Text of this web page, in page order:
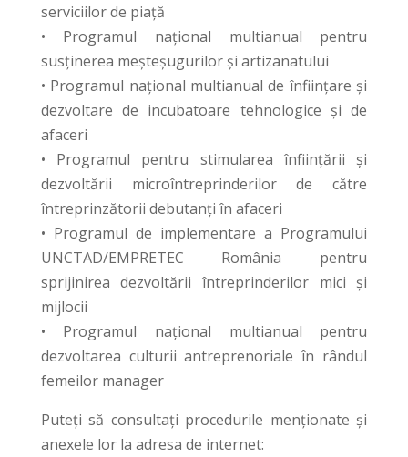
serviciilor de piaţă
• Programul naţional multianual pentru
susţinerea meşteşugurilor şi artizanatului
• Programul naţional multianual de înfiinţare şi
dezvoltare de incubatoare tehnologice şi de
afaceri
• Programul pentru stimularea înfiinţării şi
dezvoltării microîntreprinderilor de către
întreprinzătorii debutanţi în afaceri
• Programul de implementare a Programului
UNCTAD/EMPRETEC România pentru
sprijinirea dezvoltării întreprinderilor mici şi
mijlocii
• Programul naţional multianual pentru
dezvoltarea culturii antreprenoriale în rândul
femeilor manager
Puteți să consultați procedurile menționate și
anexele lor la adresa de internet: